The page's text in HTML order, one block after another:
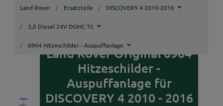
Land Rover Ersatzteile DISCOVERY 4 2010-2016
3,0 Diesel 24V DOHC TC
0904 Hitzeschilder - Auspuffanlage
Land Rover Original 0904
Hitzeschilder -
Auspuffanlage für
DISCOVERY 4 2010 - 2016